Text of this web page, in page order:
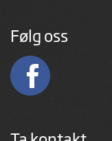
Følg oss